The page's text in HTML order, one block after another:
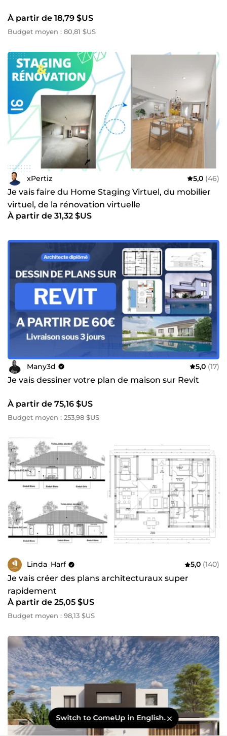
À partir de 18,79 $US
Budget moyen : 80,81 $US
xPertiz 5,0 (46)
Je vais faire du Home Staging Virtuel, du mobilier
virtuel, de la rénovation virtuelle
À partir de 31,32 $US
Many3d 5,0 (17)
Je vais dessiner votre plan de maison sur Revit
À partir de 75,16 $US
Budget moyen : 253,98 $US
Linda_Harf 5,0 (140)
Je vais créer des plans architecturaux super
rapidement
À partir de 25,05 $US
Budget moyen : 98,13 $US
Switch to ComeUp in English.